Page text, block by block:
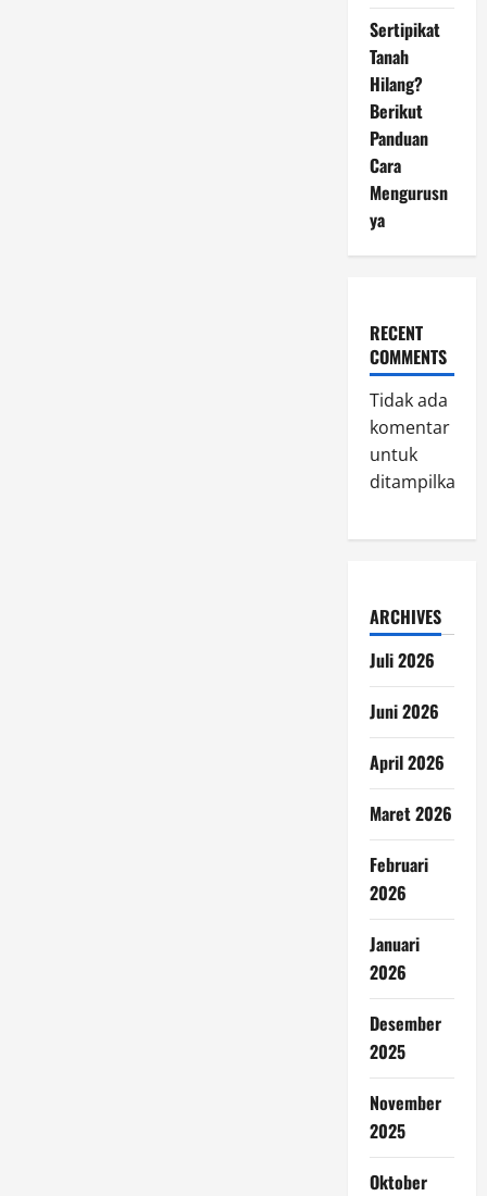
Sertipikat
Tanah
Hilang?
Berikut
Panduan
Cara
Mengurusn
ya
RECENT
COMMENTS
Tidak ada
komentar
untuk
ditampilkan.
ARCHIVES
Juli 2026
Juni 2026
April 2026
Maret 2026
Februari
2026
Januari
2026
Desember
2025
November
2025
Oktober